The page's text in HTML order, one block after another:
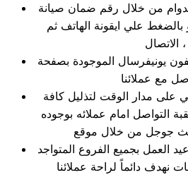
من خلال رقم ضمان صيانة
بالضغط علي ايقونة الهاتف ثم
الاتصال ،
يونيفرسال الموجودة بصفحة
على مدار الوقت لتذليل كافة
التواصل امام عملائه بوجوده
جوجل من خلال موقع
العمل بجميع الفروع المتواجد